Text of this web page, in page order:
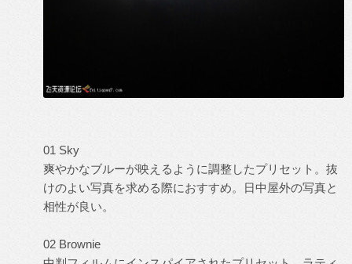
01 Sky
爽やかなブルーが映えるように調整したプリセット。抜
けのよい写真を求める際におすすめ。日中屋外の写真と
相性が良い。
02 Brownie